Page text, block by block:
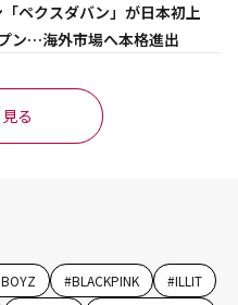
ペクスダバン」が日本初上
ン…海外市場へ本格進出
る
#BLACKPINK #ILLIT